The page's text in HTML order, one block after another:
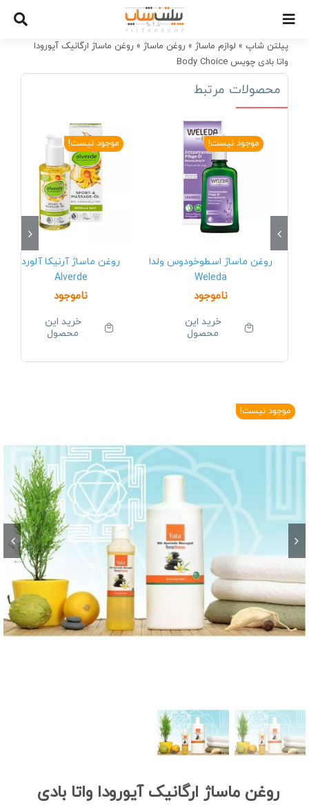
contentپیلتن شاپ » لوازم ماساژ » روغن ماساژ » روغن ماساژ ارگانیک آیورودا
واتا بادی چویس Body Choice
محصولات مرتبط
موجود نیست!
روغن ماساژ اسطوخودوس ولدا
Weleda
ناموجود
خرید این
محصول
موجود نیست!
روغن ماساژ آرنیکا آلورد
Alverde
ناموجود
خرید این
محصول
موجود نیست!
روغن ماساژ ارگانیک آیورودا واتا بادی